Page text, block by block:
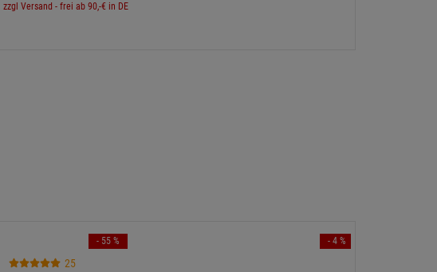
zzgl Versand - frei ab 90,-€ in DE
25
- 55 % - 4 %